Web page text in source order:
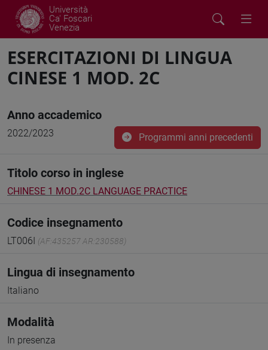
Università
Ca' Foscari
Venezia
ESERCITAZIONI DI LINGUA
CINESE 1 MOD. 2C
Anno accademico
2022/2023 Programmi anni precedenti
Titolo corso in inglese
CHINESE 1 MOD.2C LANGUAGE PRACTICE
Codice insegnamento
LT006I (AF:435257 AR:230588)
Lingua di insegnamento
Italiano
Modalità
In presenza